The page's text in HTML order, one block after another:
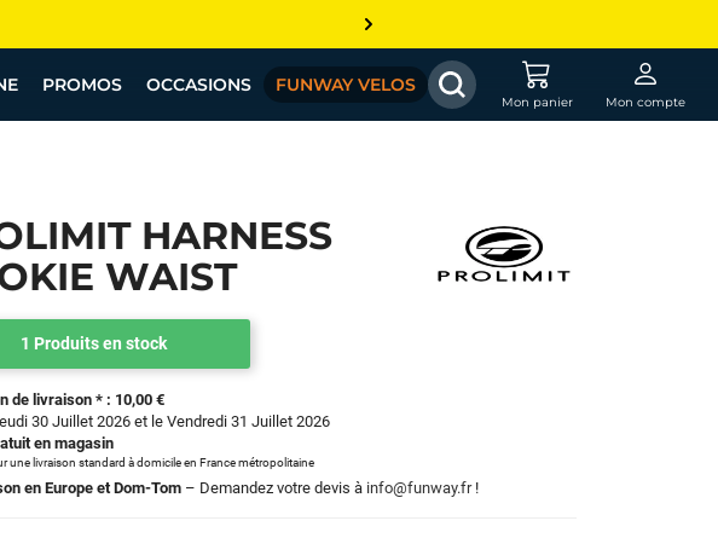
etc...
? On s’aligne !
PROMOS OCCASIONS FUNWAY VELOS
Mon panier Mon compte
HARNESS
WAIST
1 Produits en stock
de livraison * : 10,00 €
30 Juillet 2026 et le Vendredi 31 Juillet 2026
en magasin
une livraison standard à domicile en France métropolitaine
en Europe et Dom-Tom – Demandez votre devis à info@funway.fr!